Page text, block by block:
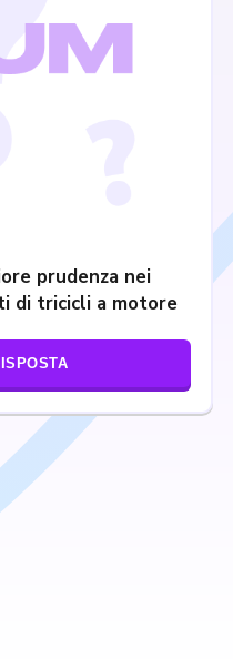
prudenza nei
di tricicli a motore